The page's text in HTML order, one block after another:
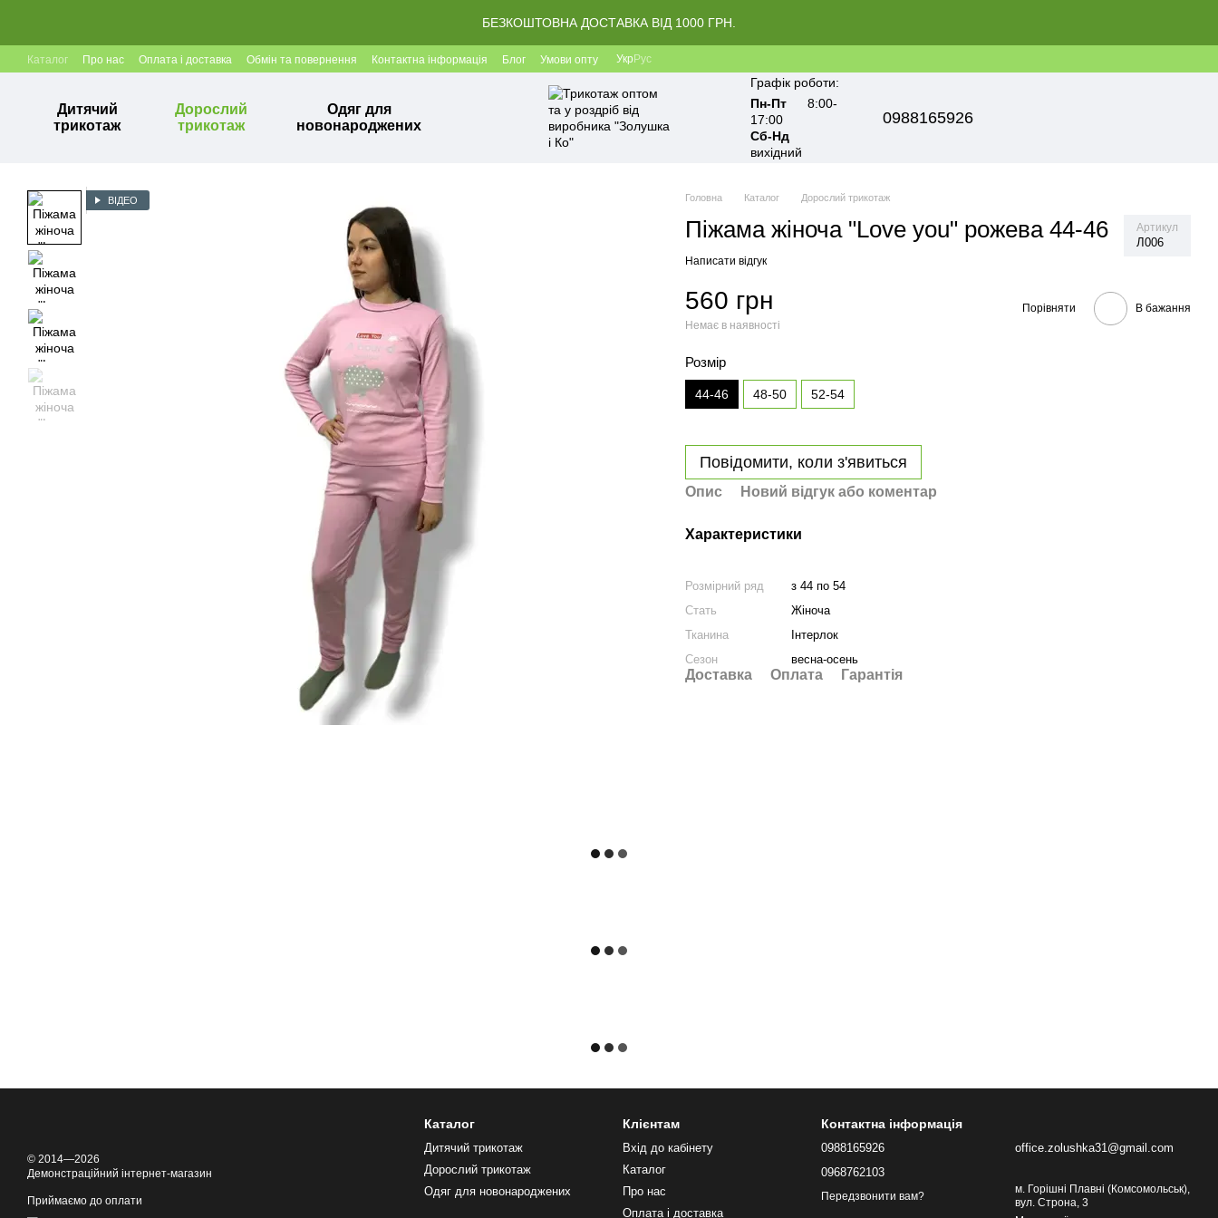
БЕЗКОШТОВНА ДОСТАВКА ВІД 1000 ГРН.
Каталог Про нас Оплата і доставка Обмін та повернення Контактна інформація Блог Умови опту Укр Рус
Дитячий
трикотаж
Дорослий
трикотаж
Одяг для
новонароджених
Графік роботи:
Пн-Пт
8:00-
17:00
Сб-Нд
вихідний
0988165926
ВІДЕО Головна Каталог Дорослий трикотаж
Піжама жіноча "Love you" рожева 44-46 Артикул
Л006
Написати відгук
560 грн
Немає в наявності
Порівняти В бажання
Розмір
44-46 48-50 52-54
Повідомити, коли з'явиться
Опис Новий відгук або коментар
Характеристики
Розмірний ряд
з 44 по 54
Стать
Жіноча
Тканина
Інтерлок
Сезон
весна-осень
Доставка Оплата Гарантія
© 2014—2026
Демонстраційний інтернет-магазин
Приймаємо до оплати
Каталог
Дитячий трикотаж
Дорослий трикотаж
Одяг для новонароджених
Клієнтам
Вхід до кабінету
Каталог
Про нас
Оплата і доставка
Контактна інформація
0988165926
0968762103
Передзвонити вам?
office.zolushka31@gmail.com
м. Горішні Плавні (Комсомольськ),
вул. Строна, 3